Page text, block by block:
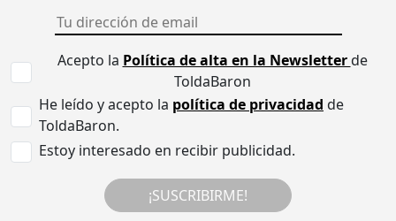
Acepto la Política de alta en la Newsletterde
ToldaBaron
He leído y acepto la política de privacidad de
ToldaBaron.
Estoy interesado en recibir publicidad.
¡SUSCRIBIRME!